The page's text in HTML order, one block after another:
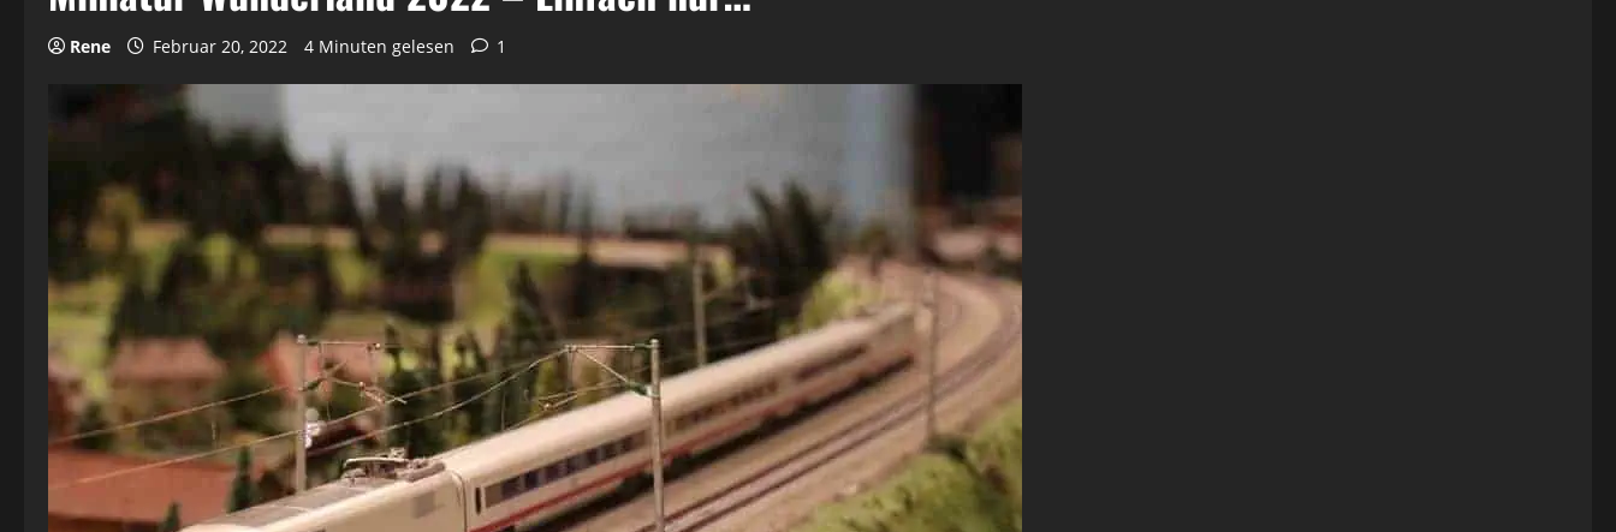
Rene Februar 20, 2022 4 Minuten gelesen 1